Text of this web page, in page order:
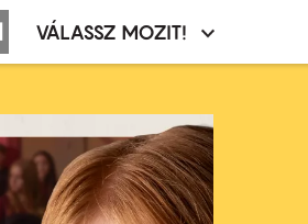
Moziválasztó
VÁLASSZ MOZIT!